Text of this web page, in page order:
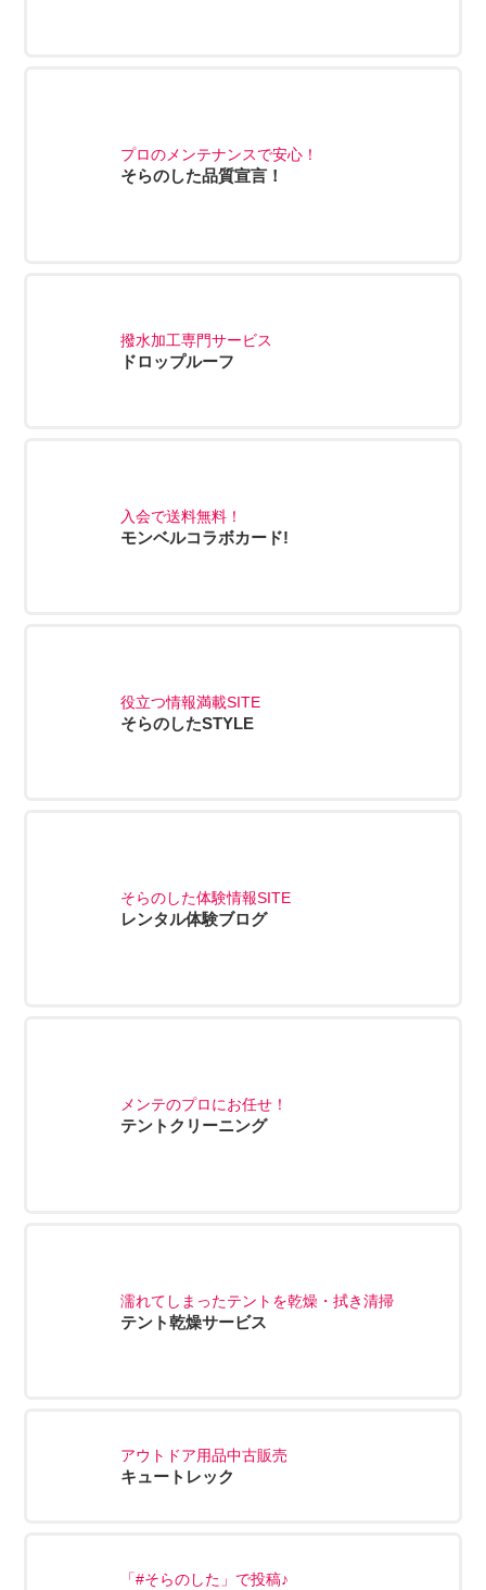
プロのメンテナンスで安心！
そらのした品質宣言！
撥水加工専門サービス
ドロップルーフ
入会で送料無料！
モンベルコラボカード!
役立つ情報満載SITE
そらのしたSTYLE
そらのした体験情報SITE
レンタル体験ブログ
メンテのプロにお任せ！
テントクリーニング
濡れてしまったテントを乾燥・拭き清掃
テント乾燥サービス
アウトドア用品中古販売
キュートレック
「#そらのした」で投稿♪